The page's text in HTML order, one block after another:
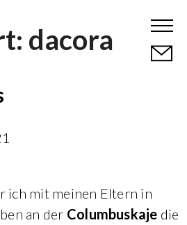
dacora
ich mit meinen Eltern in
an der Columbuskaje die